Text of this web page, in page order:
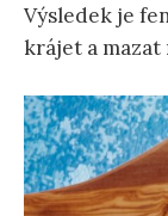
Výsledek je
krájet a mazat